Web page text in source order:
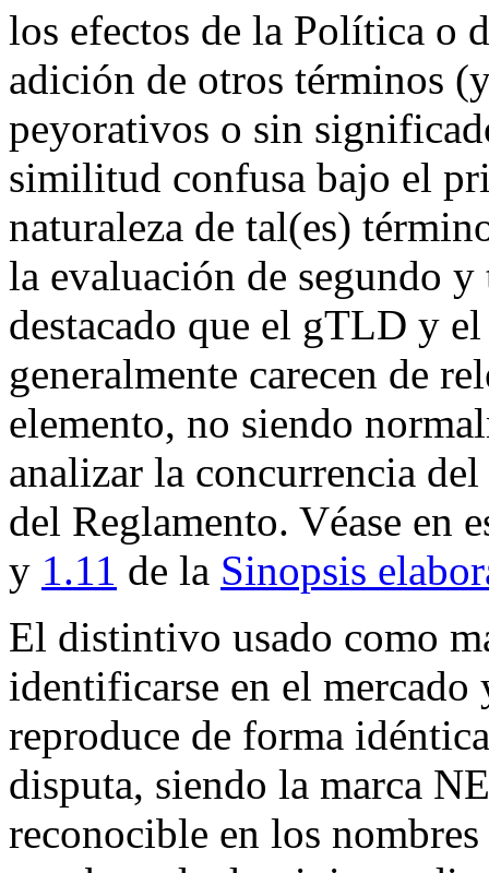
los efectos de la Política o
adición de otros términos
peyorativos o sin
similitud confusa bajo el
naturaleza de tal(es)
la evaluación de segundo y
destacado que el gTLD y
generalmente carecen de
elemento, no siendo
analizar la concurrencia
del Reglamento. Véase en
y 1.11 de la Sinopsis
El distintivo usado como
identificarse en el mercado
reproduce de forma
disputa, siendo la marca
reconocible en los